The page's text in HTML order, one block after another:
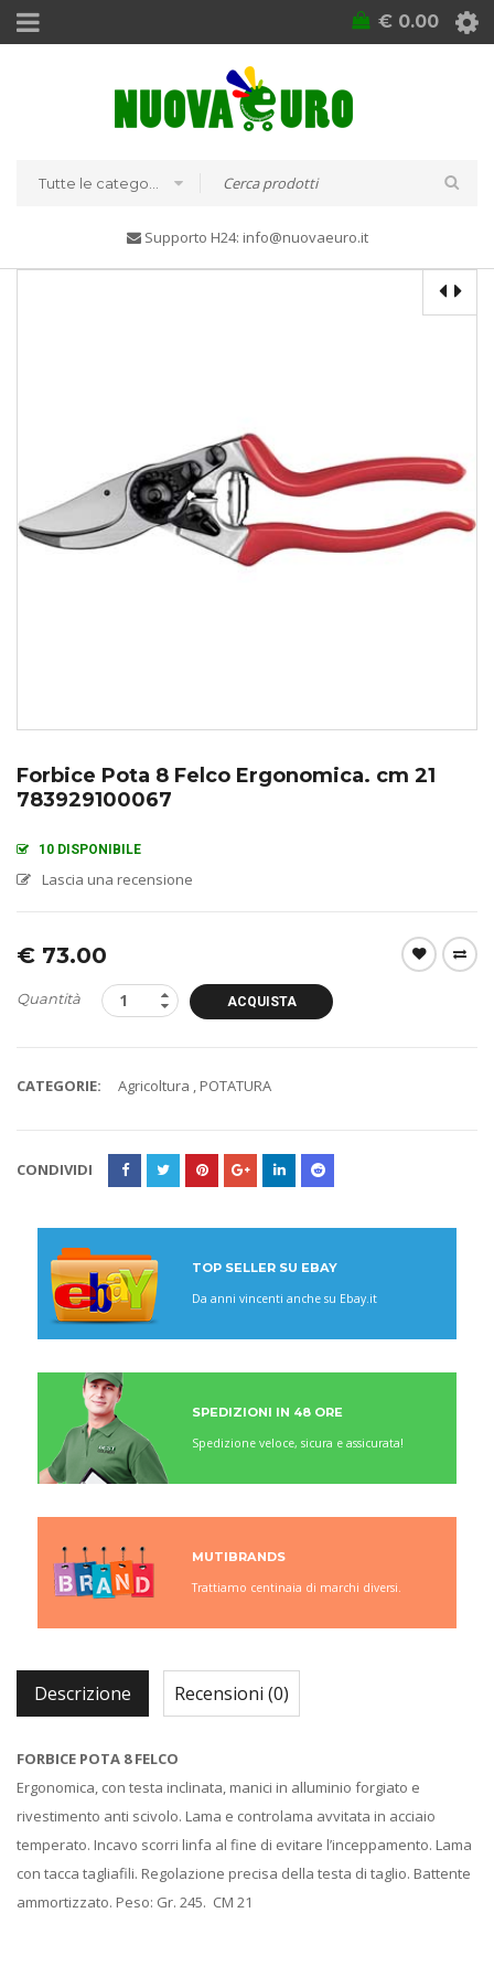
€ 0.00
Supporto H24: info@nuovaeuro.it
Forbice Pota 8 Felco Ergonomica. cm 21
783929100067
10 DISPONIBILE
Lascia una recensione
€ 73.00
Quantità ACQUISTA
CATEGORIE: Agricoltura , POTATURA
CONDIVIDI
TOP SELLER SU EBAY
Da anni vincenti anche su Ebay.it
SPEDIZIONI IN 48 ORE
Spedizione veloce, sicura e assicurata!
MUTIBRANDS
Trattiamo centinaia di marchi diversi.
Descrizione Recensioni (0)
FORBICE POTA 8 FELCO
Ergonomica, con testa inclinata, manici in alluminio forgiato e
rivestimento anti scivolo. Lama e controlama avvitata in acciaio
temperato. Incavo scorri linfa al fine di evitare l’inceppamento. Lama
con tacca tagliafili. Regolazione precisa della testa di taglio. Battente
ammortizzato. Peso: Gr. 245. CM 21